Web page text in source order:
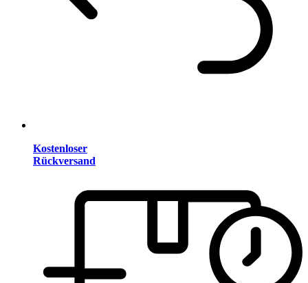
Kostenloser
Rückversand